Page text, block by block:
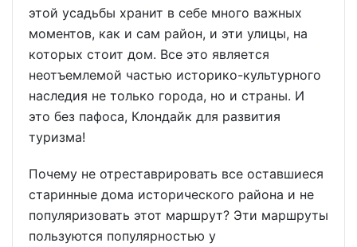
этой усадьбы хранит в себе много важных
моментов, как и сам район, и эти улицы, на
которых стоит дом. Все это является
неотъемлемой частью историко-культурного
наследия не только города, но и страны. И
это без пафоса, Клондайк для развития
туризма!
Почему не отреставрировать все оставшиеся
старинные дома исторического района и не
популяризовать этот маршрут? Эти маршруты
пользуются популярностью у